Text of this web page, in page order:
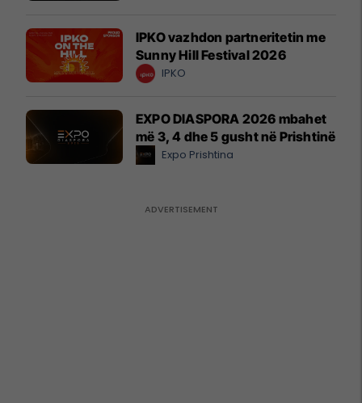
IPKO vazhdon partneritetin me
Sunny Hill Festival 2026
IPKO
EXPO DIASPORA 2026 mbahet
më 3, 4 dhe 5 gusht në Prishtinë
Expo Prishtina